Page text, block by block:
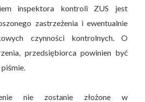
inspektora kontroli ZUS jest
zastrzeżenia i ewentualnie
czynności kontrolnych. O
przedsiębiorca powinien być
nie zostanie złożone w